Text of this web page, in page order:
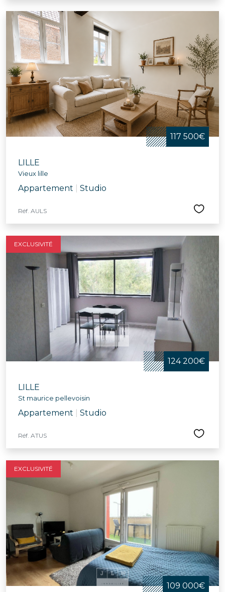
117 500€
LILLE
Vieux lille
Appartement Studio
Réf. AULS
EXCLUSIVITÉ
124 200€
LILLE
St maurice pellevoisin
Appartement Studio
Réf. ATUS
EXCLUSIVITÉ
109 000€